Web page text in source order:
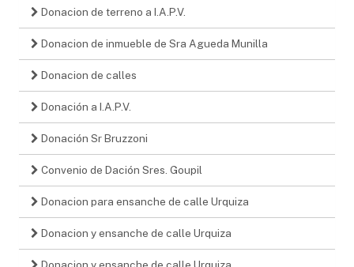
Donacion de terreno a I.A.P.V.
Donacion de inmueble de Sra Agueda Munilla
Donacion de calles
Donación a I.A.P.V.
Donación Sr Bruzzoni
Convenio de Dación Sres. Goupil
Donacion para ensanche de calle Urquiza
Donacion y ensanche de calle Urquiza
Donacion y ensanche de calle Urquiza